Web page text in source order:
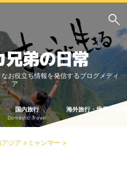
次男：タクジのブログ
お役立ち情報を発信するブログメディ
ア
国内旅行
Domestic Travel
海外旅行・世界一周
ジア > ミャンマー >